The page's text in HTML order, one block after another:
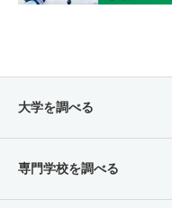
大学を調べる
専門学校を調べる